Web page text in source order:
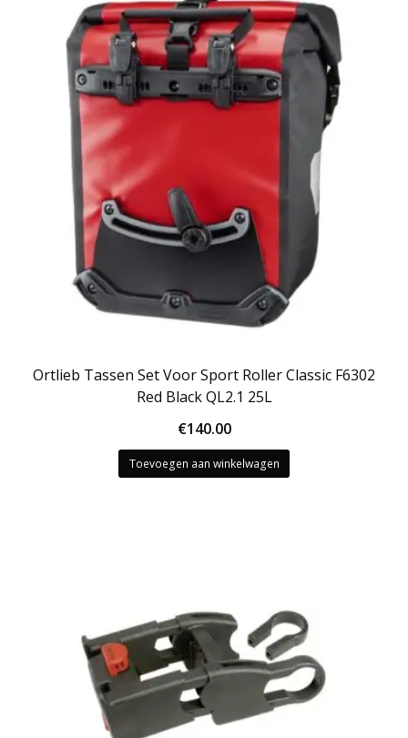
Ortlieb Tassen Set Voor Sport Roller Classic F6302
Red Black QL2.1 25L
€140.00
Toevoegen aan winkelwagen